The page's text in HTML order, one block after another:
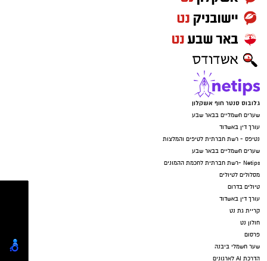
גלובוס סנטר חוף אשקלון
שערים חשמליים בבאר שבע
עורך דין באשדוד
נטיפס - רשת חברתית לטיפים והמלצות
שערים חשמליים בבאר שבע
Netips -רשת חברתית לחכמת ההמונים
מסלולים לטיולים
טיולים בדרום
עורך דין באשדוד
קריית גת נט
חולון נט
פרסום
שער חשמלי ביבנה
הדרכת AI לארגונים